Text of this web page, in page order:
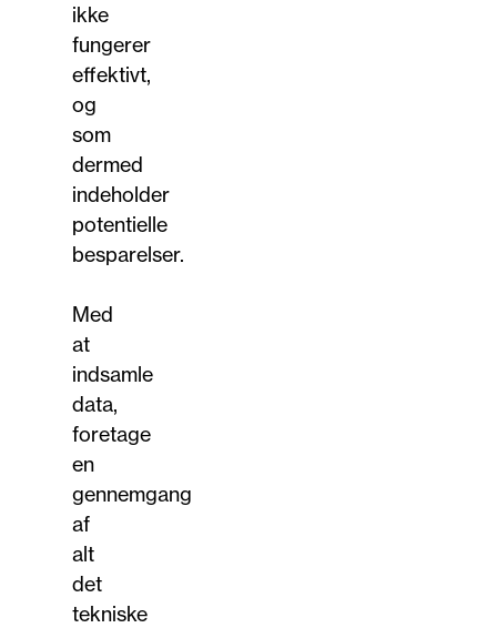
ikke
fungerer
effektivt,
og
som
dermed
indeholder
potentielle
besparelser.
Med
at
indsamle
data,
foretage
en
gennemgang
af
alt
det
tekniske